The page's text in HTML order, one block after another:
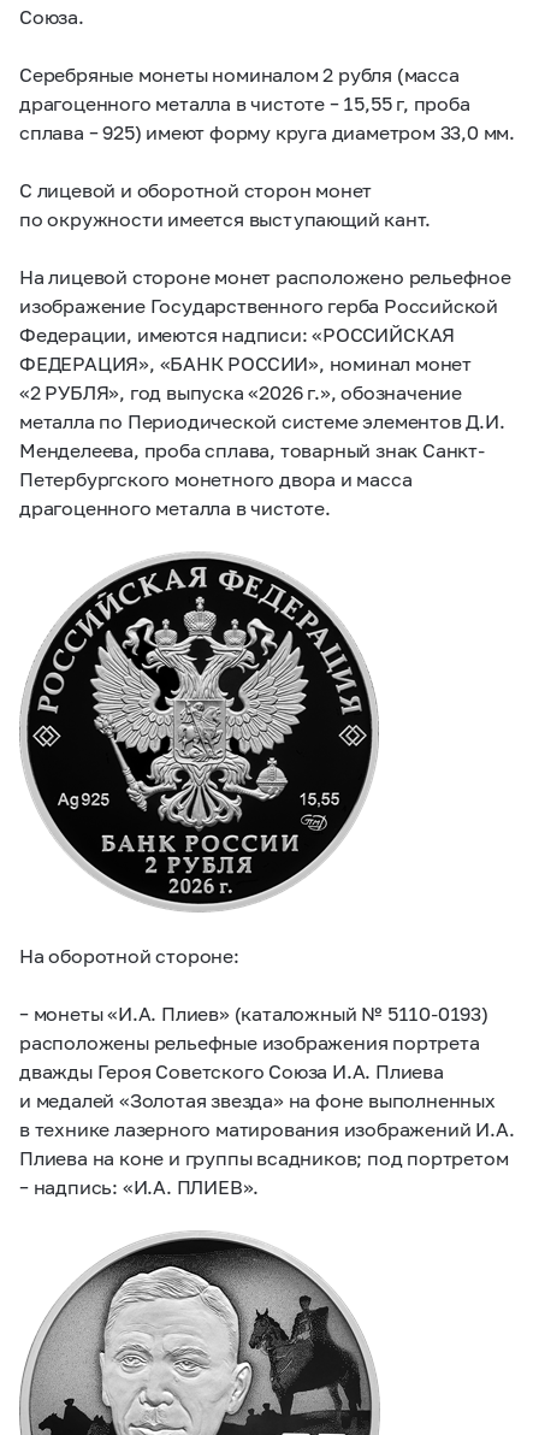
Союза.
Серебряные монеты номиналом 2 рубля (масса
драгоценного металла в чистоте – 15,55 г, проба
сплава – 925) имеют форму круга диаметром 33,0 мм.
С лицевой и оборотной сторон монет
по окружности имеется выступающий кант.
На лицевой стороне монет расположено рельефное
изображение Государственного герба Российской
Федерации, имеются надписи: «РОССИЙСКАЯ
ФЕДЕРАЦИЯ», «БАНК РОССИИ», номинал монет
«2 РУБЛЯ», год выпуска «2026 г.», обозначение
металла по Периодической системе элементов Д.И.
Менделеева, проба сплава, товарный знак Санкт-
Петербургского монетного двора и масса
драгоценного металла в чистоте.
На оборотной стороне:
– монеты «И.А. Плиев» (каталожный № 5110-0193)
расположены рельефные изображения портрета
дважды Героя Советского Союза И.А. Плиева
и медалей «Золотая звезда» на фоне выполненных
в технике лазерного матирования изображений И.А.
Плиева на коне и группы всадников; под портретом
– надпись: «И.А. ПЛИЕВ».